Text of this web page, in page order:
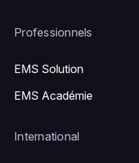
Professionnels
EMS Solution
EMS Académie
International